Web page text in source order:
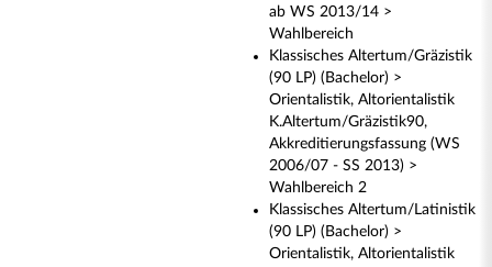
ab WS 2013/14 >
Wahlbereich
Klassisches Altertum/Gräzistik
(90 LP) (Bachelor) >
Orientalistik, Altorientalistik
K.Altertum/Gräzistik90,
Akkreditierungsfassung (WS
2006/07 - SS 2013) >
Wahlbereich 2
Klassisches Altertum/Latinistik
(90 LP) (Bachelor) >
Orientalistik, Altorientalistik